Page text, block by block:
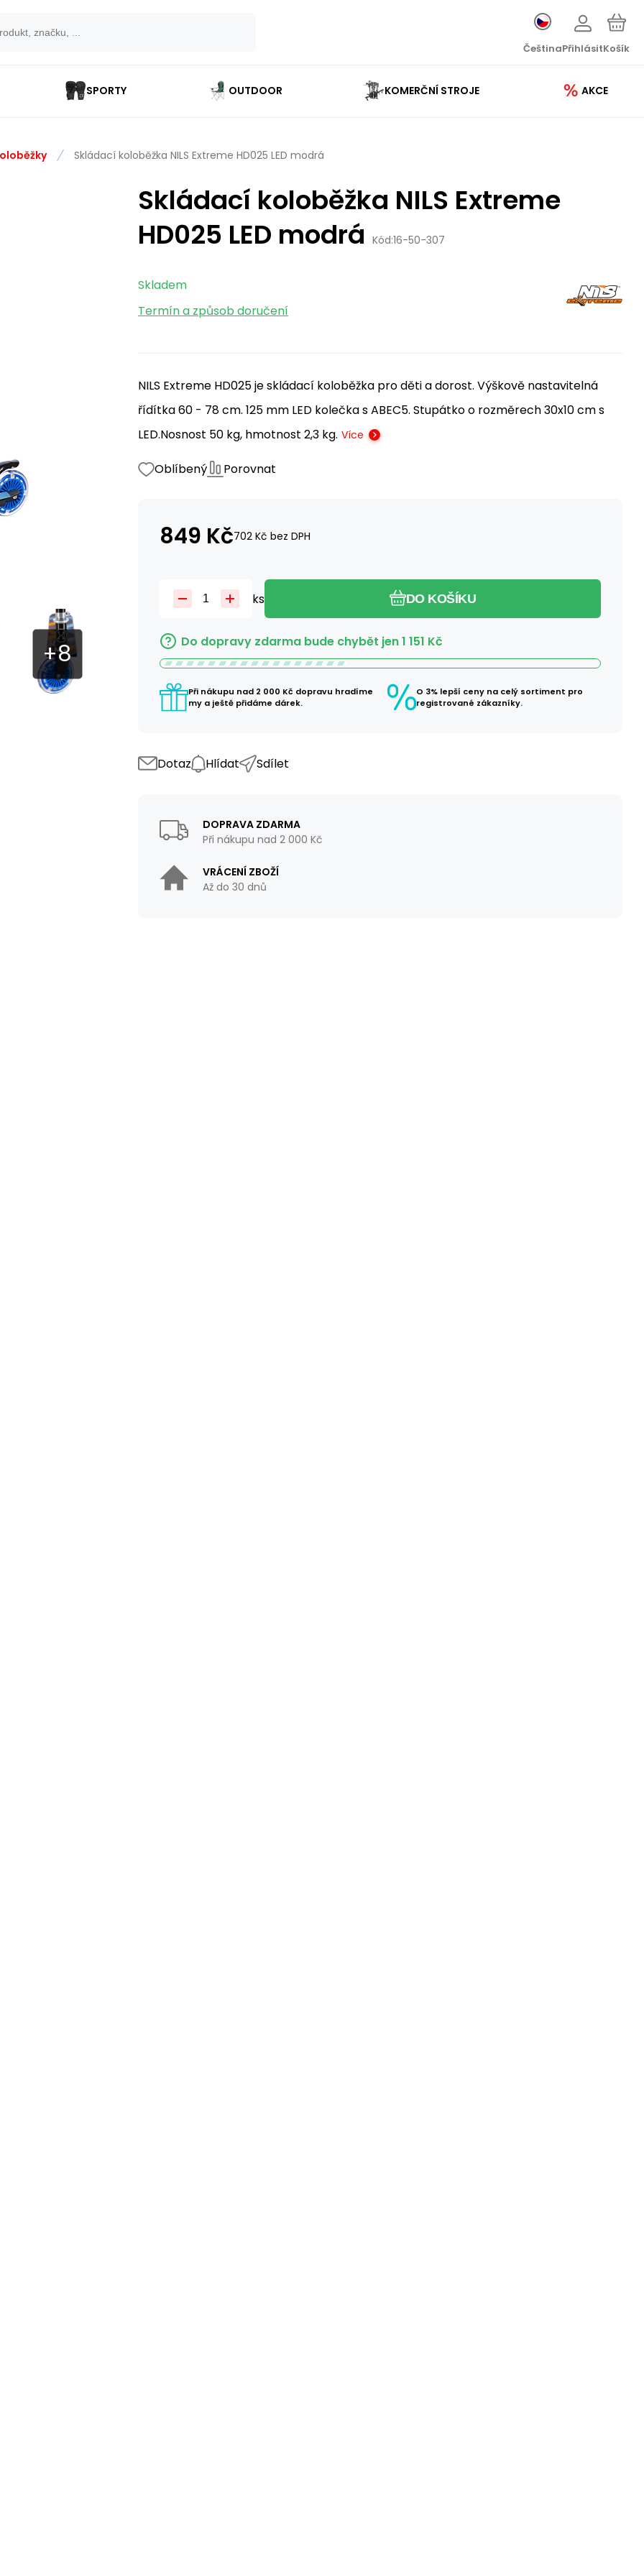
ČeštinaPřihlásitKošík
SPORTY OUTDOOR KOMERČNÍ STROJE AKCE
Skládací koloběžka NILS Extreme HD025 LED modrá
Skládací koloběžka NILS Extreme
HD025 LED modrá Kód:16-50-307
Skladem
Termín a způsob doručení
NILS Extreme HD025 je skládací koloběžka pro děti a dorost. Výškově nastavitelná
řídítka 60 - 78 cm. 125 mm LED kolečka s ABEC5. Stupátko o rozměrech 30x10 cm s
LED.Nosnost 50 kg, hmotnost 2,3 kg. Více
Oblíbený Porovnat
849 Kč702 Kč bez DPH
ks DO KOŠÍKU
Do dopravy zdarma bude chybět jen1 151 Kč
Při nákupu nad 2 000 Kč dopravu hradíme
my a ještě přidáme dárek.
O 3% lepší ceny na celý sortiment pro
registrované zákazníky.
Dotaz Hlídat Sdílet
DOPRAVA ZDARMA
Při nákupu nad 2 000 Kč
VRÁCENÍ ZBOŽÍ
Až do 30 dnů